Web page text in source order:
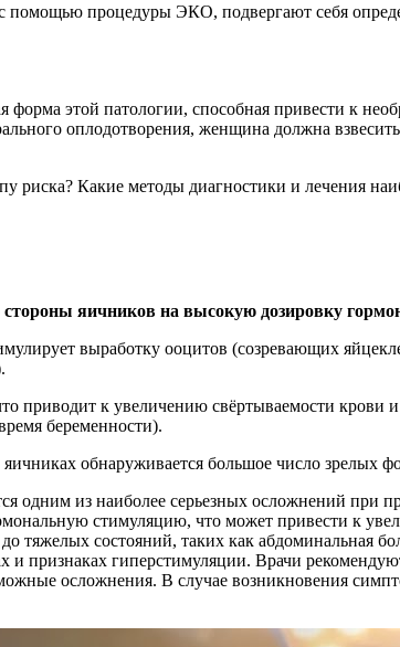
процедуры ЭКО, подвергают себя
форма этой патологии, способная привести к
оплодотворения, женщина должна
Какие методы диагностики и лечения
яичников на высокую дозировку
выработку ооцитов (созревающих
приводит к увеличению свёртываемости
беременности).
обнаруживается большое число зрелых
одним из наиболее серьезных осложнений при
стимуляцию, что может привести к
до тяжелых состояний, таких как
гиперстимуляции. Врачи
осложнения. В случае возникновения